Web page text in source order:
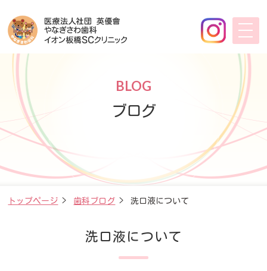
BLOG
ブログ
トップページ > 歯科ブログ > 洗口液について
洗口液について